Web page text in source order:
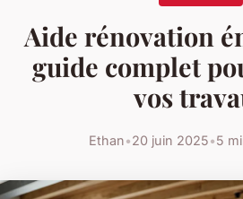
Aide rénovation
guide complet
vos
Ethan•20 juin 2025•5